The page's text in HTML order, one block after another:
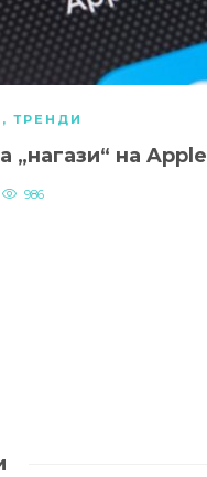
, ТРЕНДИ
„нагази“ на Apple
986